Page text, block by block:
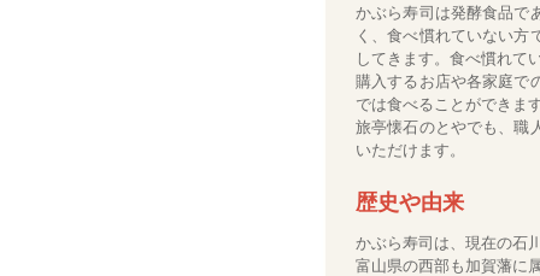
かぶら寿司は発酵食品で
く、食べ慣れていない方
してきます。食べ慣れて
購入するお店や各家庭で
では食べることができま
旅亭懐石のとやでも、職
いただけます。
歴史や由来
かぶら寿司は、現在の石
富山県の西部も加賀藩に